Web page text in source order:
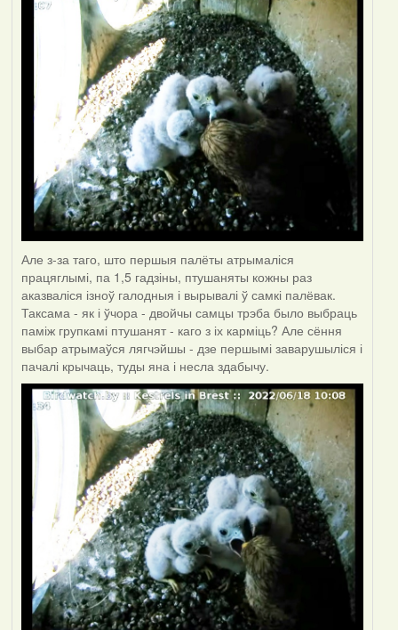
Але з-за таго, што першыя палёты атрымаліся
працяглымі, па 1,5 гадзіны, птушаняты кожны раз
аказваліся ізноў галодныя і вырывалі ў самкі палёвак.
Таксама - як і ўчора - двойчы самцы трэба было выбраць
паміж групкамі птушанят - каго з іх карміць? Але сёння
выбар атрымаўся лягчэйшы - дзе першымі заварушыліся і
пачалі крычаць, туды яна і несла здабычу.